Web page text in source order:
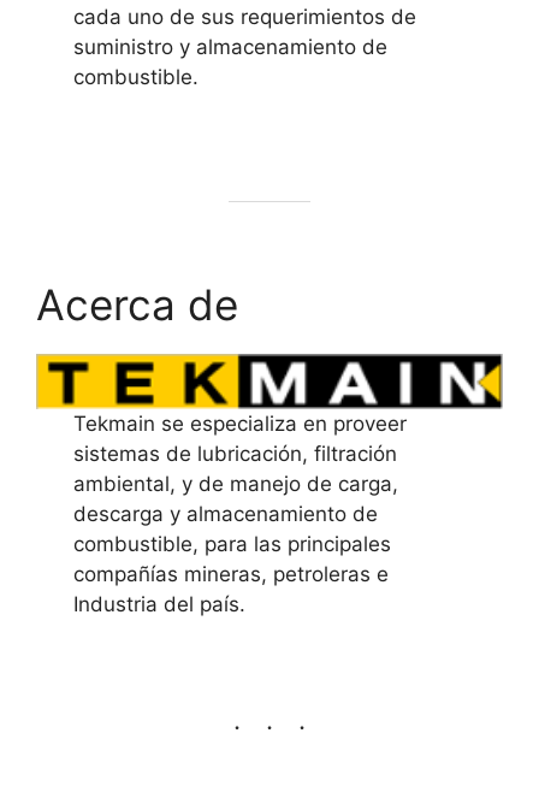
cada uno de sus requerimientos de
suministro y almacenamiento de
combustible.
Acerca de
Tekmain se especializa en proveer
sistemas de lubricación, filtración
ambiental, y de manejo de carga,
descarga y almacenamiento de
combustible, para las principales
compañías mineras, petroleras e
Industria del país.